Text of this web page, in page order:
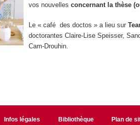
vos nouvelles concernant la thèse
Le « café des doctos » a lieu sur
doctorantes Claire-Lise Speisser,
Cam-Drouhin.
Infos légales Bibliothèque Plan de